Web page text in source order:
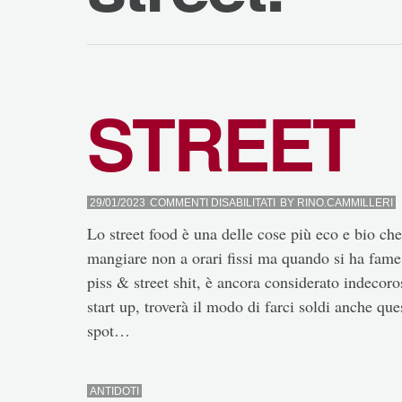
STREET
29/01/2023 COMMENTI DISABILITATISUBY RINO.CAMMILLERI
Lo street food è una delle cose più eco e bio
mangiare non a orari fissi ma quando si ha
piss & street shit, è ancora considerato
start up, troverà il modo di farci soldi anche
spot…
ANTIDOTI